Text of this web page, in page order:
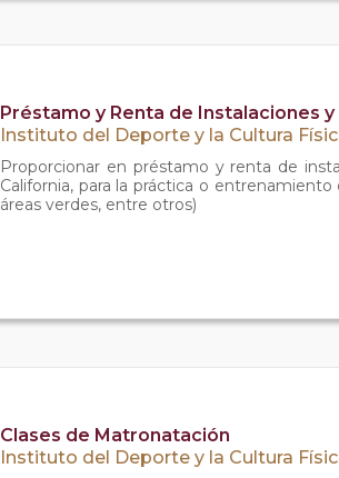
Préstamo y Renta de Instalaciones
Instituto del Deporte y la Cultura
Proporcionar en préstamo y renta de
California, para la práctica o
áreas verdes, entre otros)
Clases de Matronatación
Instituto del Deporte y la Cultura